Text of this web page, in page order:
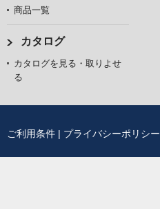
商品一覧
カタログ
カタログを見る・取りよせ
る
ご利用条件 | プライバシーポリシー